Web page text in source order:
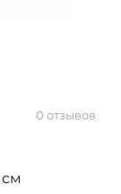
0 отзывов